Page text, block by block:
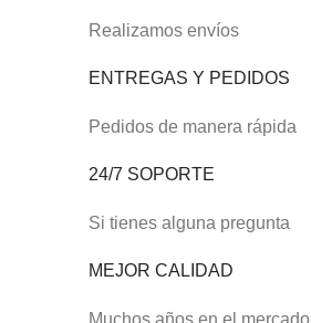
Realizamos envíos
ENTREGAS Y PEDIDOS
Pedidos de manera rápida
24/7 SOPORTE
Si tienes alguna pregunta
MEJOR CALIDAD